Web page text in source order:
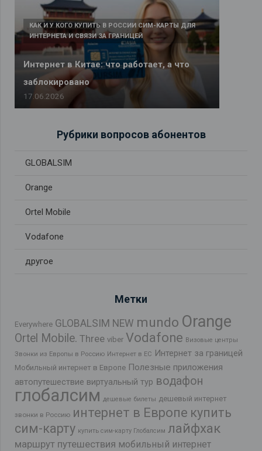
Интернет в Китае: что работает, а что
заблокировано
КАК И У КОГО КУПИТЬ В РОССИИ СИМ-КАРТЫ ДЛЯ
ИНТЕРНЕТА И СВЯЗИ ЗА ГРАНИЦЕЙ
17.06.2026
Рубрики вопросов абонентов
GLOBALSIM
Orange
Ortel Mobile
Vodafone
другое
Метки
Everywhere GLOBALSIM NEW mundo Orange
Ortel Mobile. Three viber Vodafone Визовые центры
Звонки из Европы в Россию Интернет в ЕС Интернет за границей
Мобильный интернет в Европе Полезные приложения
автопутешествие виртуальный тур водафон
глобалсим дешевые билеты дешевый интернет
звонки в Россию интернет в Европе купить
сим-карту купить сим-карту Глобалсим лайфхак
маршрут путешествия мобильный интернет